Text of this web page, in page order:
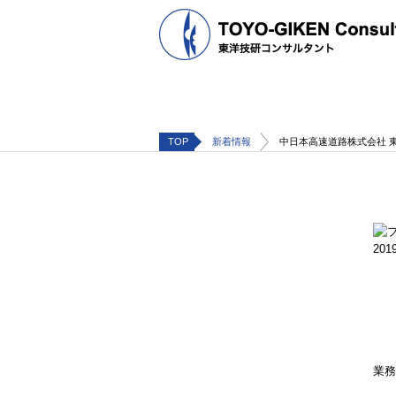
TOP 新着情報 中日本高速道路株式会社
業